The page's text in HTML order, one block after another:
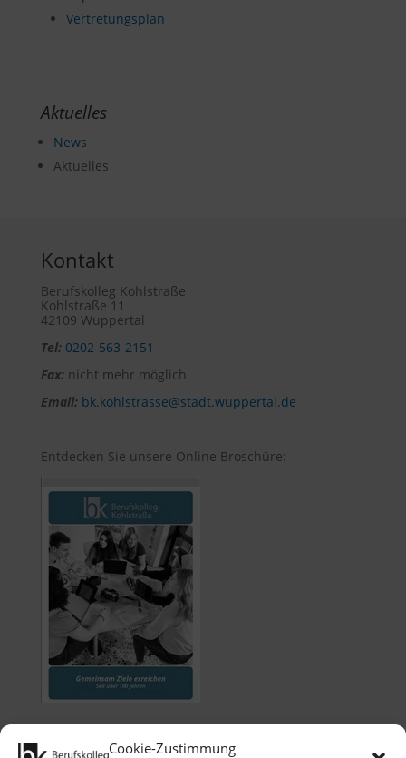
Cookie-Zustimmung
Vertretungsplan
Aktuelles
News
Aktuelles
Kontakt
Berufskolleg Kohlstraße
Kohlstraße 11
42109 Wuppertal
Tel: 0202-563-2151
Fax:nicht mehr möglich
Email: bk.kohlstrasse@stadt.wuppertal.de
Entdecken Sie unsere Online Broschüre: